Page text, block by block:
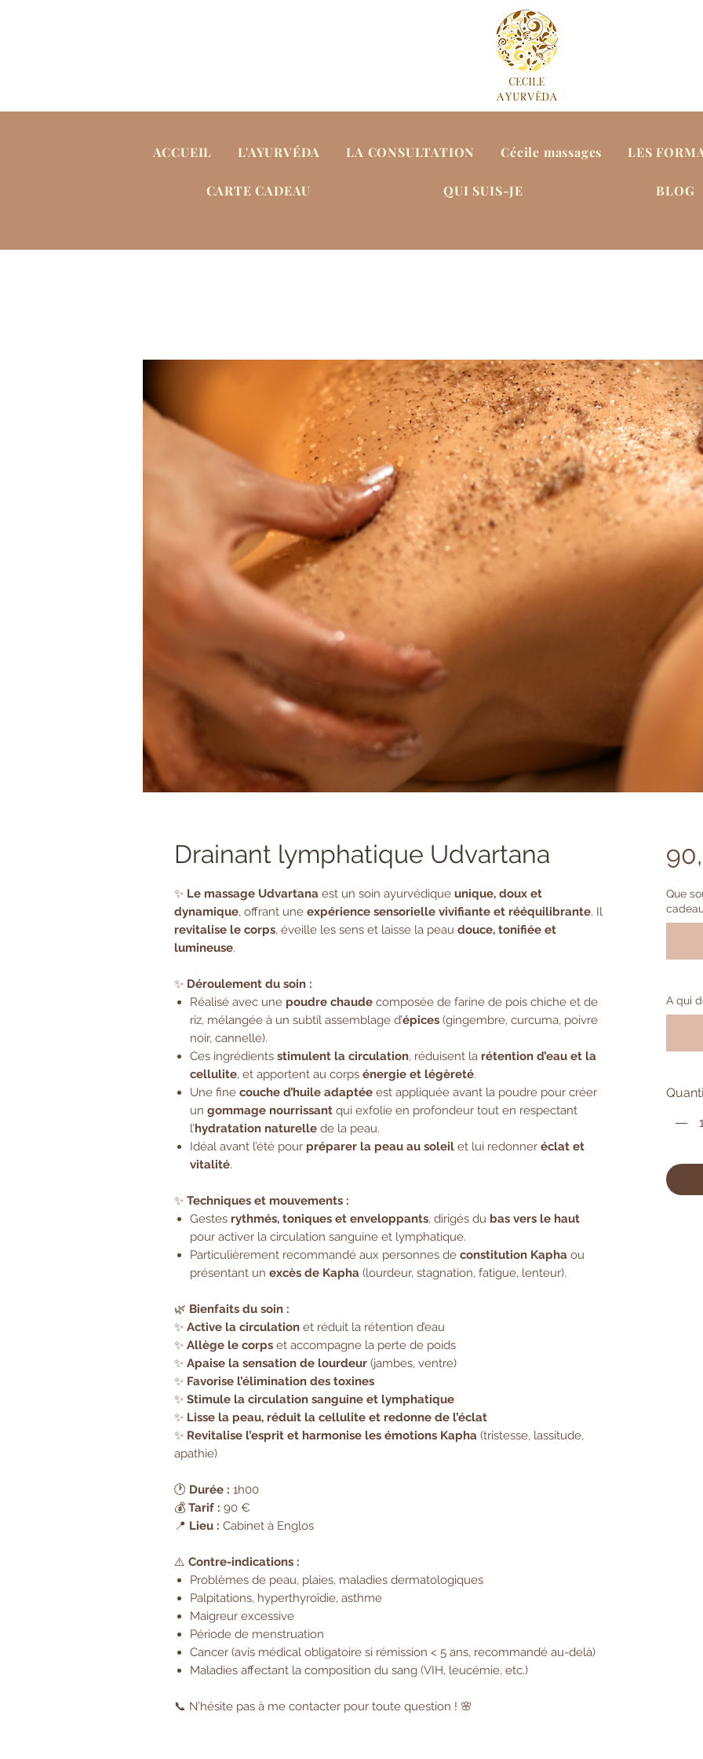
ACCUEIL L'AYURVÉDA LA CONSULTATION Cécile massages LES
CARTE CADEAU QUI SUIS-JE BLOG
Drainant lymphatique Udvartana
✨ Le massage Udvartana est un soin ayurvédique unique, doux et
dynamique, offrant une expérience sensorielle vivifiante et rééquilibrante. Il
revitalise le corps, éveille les sens et laisse la peau douce, tonifiée et
lumineuse.
✨ Déroulement du soin :
Réalisé avec une poudre chaude composée de farine de pois chiche et de
riz, mélangée à un subtil assemblage d’épices (gingembre, curcuma, poivre
noir, cannelle).
Ces ingrédients stimulent la circulation, réduisent la rétention d’eau et la
cellulite, et apportent au corps énergie et légèreté.
Une fine couche d’huile adaptée est appliquée avant la poudre pour créer
un gommage nourrissant qui exfolie en profondeur tout en respectant
l’hydratation naturelle de la peau.
Idéal avant l’été pour préparer la peau au soleil et lui redonner éclat et
vitalité.
✨ Techniques et mouvements :
Gestes rythmés, toniques et enveloppants, dirigés du bas vers le haut
pour activer la circulation sanguine et lymphatique.
Particulièrement recommandé aux personnes de constitution Kapha ou
présentant un excès de Kapha (lourdeur, stagnation, fatigue, lenteur).
🌿 Bienfaits du soin :
✨ Active la circulation et réduit la rétention d’eau
✨ Allège le corps et accompagne la perte de poids
✨ Apaise la sensation de lourdeur (jambes, ventre)
✨ Favorise l’élimination des toxines
✨ Stimule la circulation sanguine et lymphatique
✨ Lisse la peau, réduit la cellulite et redonne de l’éclat
✨ Revitalise l’esprit et harmonise les émotions Kapha (tristesse, lassitude,
apathie)
🕐 Durée : 1h00
💰 Tarif : 90 €
📍 Lieu : Cabinet à Englos
⚠️ Contre-indications :
Problèmes de peau, plaies, maladies dermatologiques
Palpitations, hyperthyroïdie, asthme
Maigreur excessive
Période de menstruation
Cancer (avis médical obligatoire si rémission < 5 ans, recommandé au-delà)
Maladies affectant la composition du sang (VIH, leucémie, etc.)
📞 N’hésite pas à me contacter pour toute question ! 🌸
Que
A qui